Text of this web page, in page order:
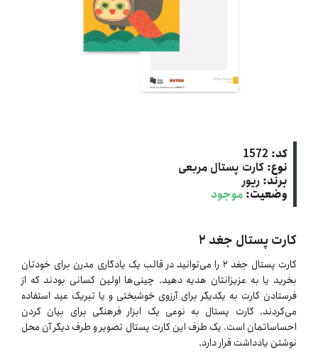
کد: 1572
نوع: کارت پستال مربعی
برند: ریور
وضعیت: موجود
کارت پستال جغد ۲
کارت پستال جغد ۲ را می‌توانید در قالب یک یادگاری مدرن برای خودتان
بخرید یا به عزیزانتان هدیه دهید. چینی‌ها اولین کسانی بودند که از
فرستادن کارت به یکدیگر برای آرزوی خوشبختی و یا تبریک عید استفاده
می‌کردند. کارت پستال به نوعی یک ابزار فرهنگی برای بیان کردن
احساساتمان است. یک طرف این کارت پستال تصویر و طرف دیگر آن محل
نوشتن یادداشت قرار دارد.